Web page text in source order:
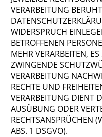
VERARBEITUNG
WIDERSPRUCH
BETROFFENEN
MEHR VERARBEITEN,
ZWINGENDE
VERARBEITUNG
RECHTE UND
VERARBEITUNG DIENT
AUSÜBUNG ODER
RECHTSANSPRÜCHEN
ABS. 1 DSGVO).